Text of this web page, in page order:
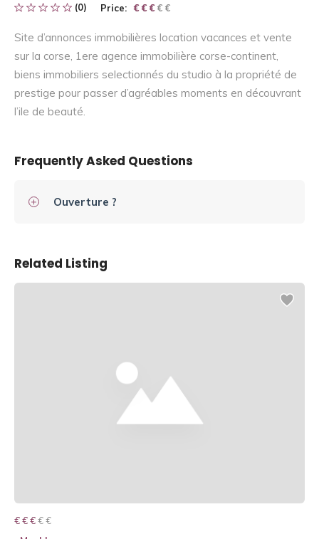
(0) Price: € € € € €
€ € €
Site d’annonces immobilières location vacances et vente
sur la corse, 1ere agence immobilière corse-continent,
biens immobiliers selectionnés du studio à la propriété de
prestige pour passer d’agréables moments en découvrant
l’ile de beauté.
Frequently Asked Questions
Ouverture ?
Related Listing
€ € € € €
€ € €